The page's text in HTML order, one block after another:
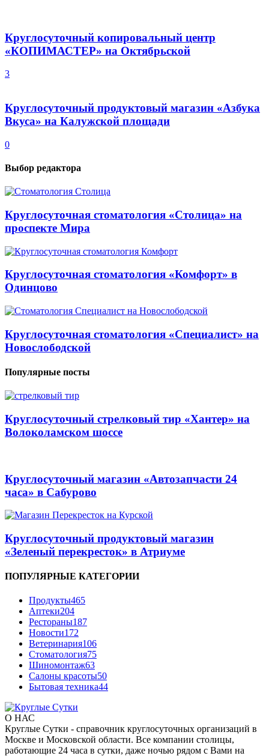
Круглосуточный копировальный центр
«КОПИМАСТЕР» на Октябрьской
3
Круглосуточный продуктовый магазин «Азбука
Вкуса» на Калужской площади
0
Выбор редактора
Круглосуточная стоматология «Столица» на
проспекте Мира
Круглосуточная стоматология «Комфорт» в
Одинцово
Круглосуточная стоматология «Специалист» на
Новослободской
Популярные посты
Круглосуточный стрелковый тир «Хантер» на
Волоколамском шоссе
Круглосуточный магазин «Автозапчасти 24
часа» в Сабурово
Круглосуточный продуктовый магазин
«Зеленый перекресток» в Атриуме
ПОПУЛЯРНЫЕ КАТЕГОРИИ
Продукты465
Аптеки204
Рестораны187
Новости172
Ветеринария106
Стоматология75
Шиномонтаж63
Салоны красоты50
Бытовая техника44
О НАС
Круглые Сутки - справочник круглосуточных организаций в
Москве и Московской области. Все компании столицы,
работающие 24 часа в сутки, даже ночью рядом с Вами на